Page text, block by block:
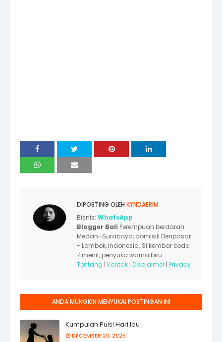
DIPOSTING OLEH KYNDAERIM
Bisnis: WhatsApp
Blogger Bali Perempuan berdarah
Medan–Surabaya, domisili Denpasar
- Lombok, Indonesia. Si kembar beda
7 menit, penyuka warna biru.
Tentang | Kontak | Disclaimer | Privacy
ANDA MUNGKIN MENYUKAI POSTINGAN INI
Kumpulan Puisi Hari Ibu
DECEMBER 20, 2025